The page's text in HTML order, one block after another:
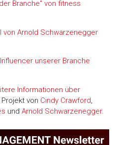
Branche" von fitness
von Arnold Schwarzenegger
unserer Branche
Informationen über
Projekt von Cindy Crawford
undArnold Schwarzenegger.